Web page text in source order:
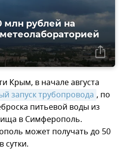
млн рублей на
Крым, в начале августа
запуск трубопровода , по
питьевой воды из
в Симферополь.
может получать до 50
сутки.